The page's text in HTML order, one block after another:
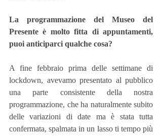
La programmazione del Museo del
Presente è molto fitta di appuntamenti,
puoi anticiparci qualche cosa?
A fine febbraio prima delle settimane di
lockdown, avevamo presentato al pubblico
una parte consistente della nostra
programmazione, che ha naturalmente subito
delle variazioni di date ma è stata tutta
confermata, spalmata in un lasso ti tempo più